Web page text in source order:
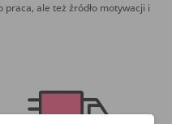
ale też źródło motywacji i